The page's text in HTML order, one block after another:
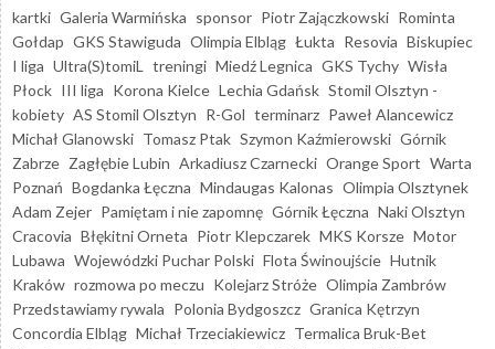
kartki Galeria Warmińska sponsor Piotr Zajączkowski Rominta
Gołdap GKS Stawiguda Olimpia Elbląg Łukta Resovia Biskupiec
I liga Ultra(S)tomiL treningi Miedź Legnica GKS Tychy Wisła
Płock III liga Korona Kielce Lechia Gdańsk Stomil Olsztyn -
kobiety AS Stomil Olsztyn R-Gol terminarz Paweł Alancewicz
Michał Glanowski Tomasz Ptak Szymon Kaźmierowski Górnik
Zabrze Zagłębie Lubin Arkadiusz Czarnecki Orange Sport Warta
Poznań Bogdanka Łęczna Mindaugas Kalonas Olimpia Olsztynek
Adam Zejer Pamiętam i nie zapomnę Górnik Łęczna Naki Olsztyn
Cracovia Błękitni Orneta Piotr Klepczarek MKS Korsze Motor
Lubawa Wojewódzki Puchar Polski Flota Świnoujście Hutnik
Kraków rozmowa po meczu Kolejarz Stróże Olimpia Zambrów
Przedstawiamy rywala Polonia Bydgoszcz Granica Kętrzyn
Concordia Elbląg Michał Trzeciakiewicz Termalica Bruk-Bet